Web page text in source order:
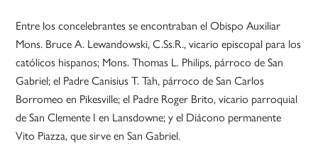
Entre los concelebrantes se encontraban el Obispo Auxiliar
Mons. Bruce A. Lewandowski, C.Ss.R., vicario episcopal para los
católicos hispanos; Mons. Thomas L. Philips, párroco de San
Gabriel; el Padre Canisius T. Tah, párroco de San Carlos
Borromeo en Pikesville; el Padre Roger Brito, vicario parroquial
de San Clemente I en Lansdowne; y el Diácono permanente
Vito Piazza, que sirve en San Gabriel.